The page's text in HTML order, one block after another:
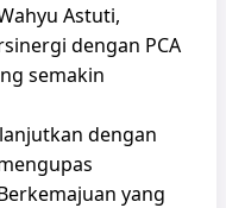
Astuti,
dengan PCA
semakin
dengan
yang